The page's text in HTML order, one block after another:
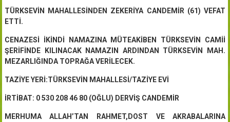
TÜRKSEVİN MAHALLESİNDEN ZEKERİYA CANDEMİR (61) VEFAT
ETTİ.
CENAZESİ İKİNDİ NAMAZINA MÜTEAKİBEN TÜRKSEVİN CAMİİ
ŞERİFİNDE KILINACAK NAMAZIN ARDINDAN TÜRKSEVİN MAH.
MEZARLIĞINDA TOPRAĞA VERİLECEK.
TAZİYE YERİ:TÜRKSEVİN MAHALLESİ/TAZİYE EVİ
İRTİBAT: 0 530 208 46 80 (OĞLU) DERVİŞ CANDEMİR
MERHUMA ALLAH’TAN RAHMET,DOST VE AKRABALARINA